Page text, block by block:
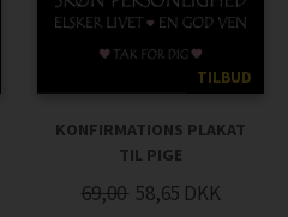
TILBUD
KONFIRMATIONS PLAKAT
TIL PIGE
69,00 58,65 DKK